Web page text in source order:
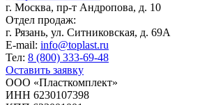
г. Москва, пр-т Андропова, д. 10
Отдел продаж:
г. Рязань, ул. Ситниковская, д. 69А
E-mail: info@toplast.ru
Тел: 8 (800) 333-69-48
Оставить заявку
ООО «Пласткомплект»
ИНН 6230107398